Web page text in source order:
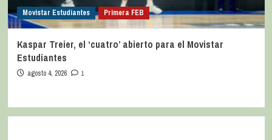
Movistar Estudiantes Primera FEB
Kaspar Treier, el ‘cuatro’ abierto para el Movistar
Estudiantes
agosto 4, 2026 1